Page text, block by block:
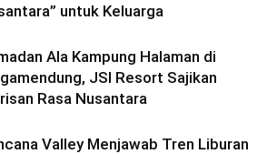
untuk Keluarga
Ala Kampung Halaman di
JSI Resort Sajikan
Rasa Nusantara
Valley Menjawab Tren Liburan